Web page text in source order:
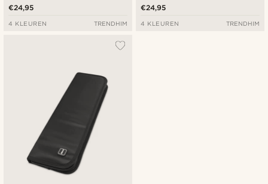
€24,95
4 KLEUREN TRENDHIM
€24,95
4 KLEUREN TRENDHIM